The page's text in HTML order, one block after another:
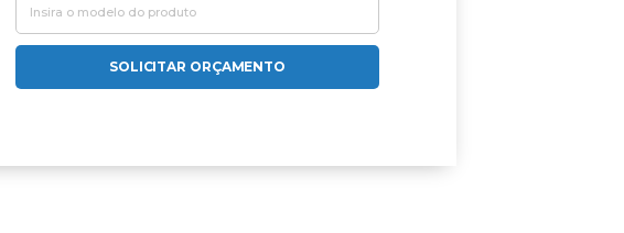
SOLICITAR ORÇAMENTO